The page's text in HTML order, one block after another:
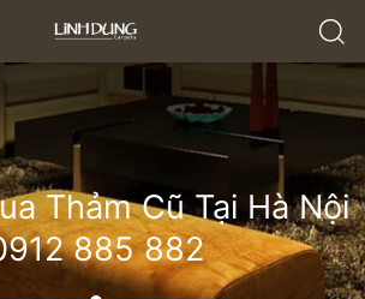
Thảm Cũ Tại Hà Nội
885 882